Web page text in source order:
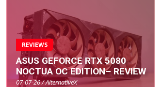
REVIEWS
ASUS GEFORCE RTX 5080
NOCTUA OC EDITION– REVIEW
07-07-26 / AlternativeX